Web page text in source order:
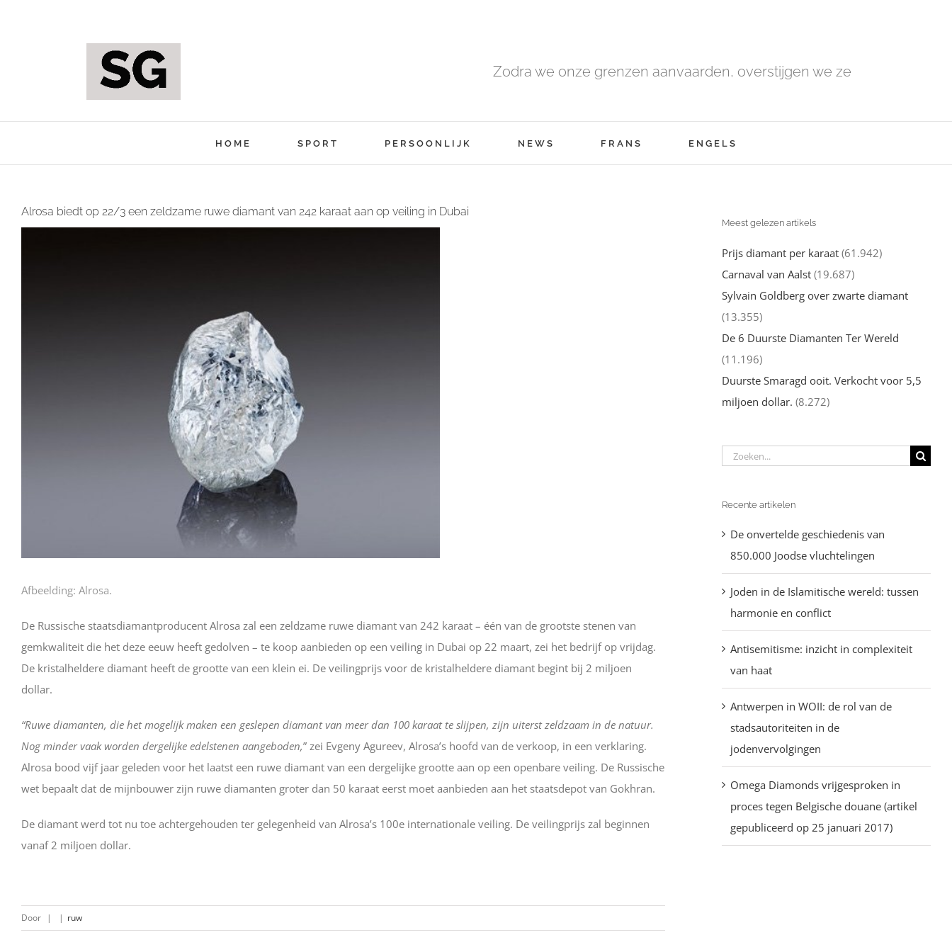
Zodra we onze grenzen aanvaarden, overstijgen we ze
HOME SPORT PERSOONLIJK NEWS FRANS ENGELS
Alrosa biedt op 22/3 een zeldzame ruwe diamant van 242 karaat aan op veiling in Dubai
Afbeelding: Alrosa.
De Russische staatsdiamantproducent Alrosa zal een zeldzame ruwe diamant van 242 karaat – één van de grootste stenen van
gemkwaliteit die het deze eeuw heeft gedolven – te koop aanbieden op een veiling in Dubai op 22 maart, zei het bedrijf op vrijdag.
De kristalheldere diamant heeft de grootte van een klein ei. De veilingprijs voor de kristalheldere diamant begint bij 2 miljoen
dollar.
“Ruwe diamanten, die het mogelijk maken een geslepen diamant van meer dan 100 karaat te slijpen, zijn uiterst zeldzaam in de natuur.
Nog minder vaak worden dergelijke edelstenen aangeboden,” zei Evgeny Agureev, Alrosa’s hoofd van de verkoop, in een verklaring.
Alrosa bood vijf jaar geleden voor het laatst een ruwe diamant van een dergelijke grootte aan op een openbare veiling. De Russische
wet bepaalt dat de mijnbouwer zijn ruwe diamanten groter dan 50 karaat eerst moet aanbieden aan het staatsdepot van Gokhran.
De diamant werd tot nu toe achtergehouden ter gelegenheid van Alrosa’s 100e internationale veiling. De veilingprijs zal beginnen
vanaf 2 miljoen dollar.
Door | | ruw
Meest gelezen artikels
Prijs diamant per karaat (61.942)
Carnaval van Aalst (19.687)
Sylvain Goldberg over zwarte diamant
(13.355)
De 6 Duurste Diamanten Ter Wereld
(11.196)
Duurste Smaragd ooit. Verkocht voor 5,5
miljoen dollar. (8.272)
Zoeken
Recente artikelen
De onvertelde geschiedenis van
850.000 Joodse vluchtelingen
Joden in de Islamitische wereld: tussen
harmonie en conflict
Antisemitisme: inzicht in complexiteit
van haat
Antwerpen in WOII: de rol van de
stadsautoriteiten in de
jodenvervolgingen
Omega Diamonds vrijgesproken in
proces tegen Belgische douane (artikel
gepubliceerd op 25 januari 2017)